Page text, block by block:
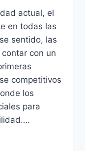
actual, el
en todas las
sentido, las
con un
competitivos
los
para